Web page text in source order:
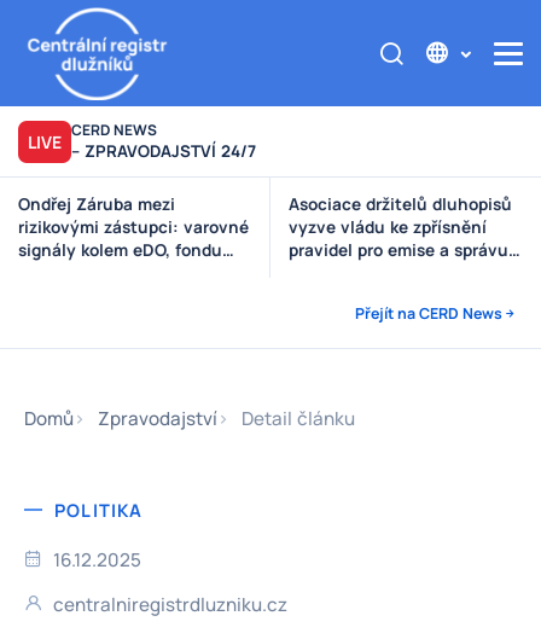
LIVE CERD NEWS
– ZPRAVODAJSTVÍ 24/7
Asociace držitelů dluhopisů
vyzve vládu ke zpřísnění
pravidel pro emise a správu
Výzva poškozeným věřitelům
Štěpánek Auto
Přejít na CERD News
Domů Zpravodajství Detail článku
POLITIKA
16.12.2025
centralniregistrdluzniku.cz